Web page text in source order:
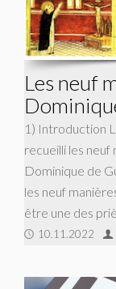
Les neuf
1) Introduction
recueilli les
Dominique de
les neuf
être une des
10.11.2022